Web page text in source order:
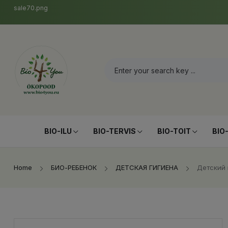
sale70.png
BIO-ILU BIO-TERVIS BIO-TOIT
Home БИО-РЕБЕНОК ДЕТСКАЯ ГИГИЕНА